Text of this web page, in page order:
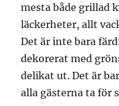
mesta både grillad
läckerheter, allt
Det är inte bara
dekorerat med
delikat ut. Det är
alla gästerna ta för